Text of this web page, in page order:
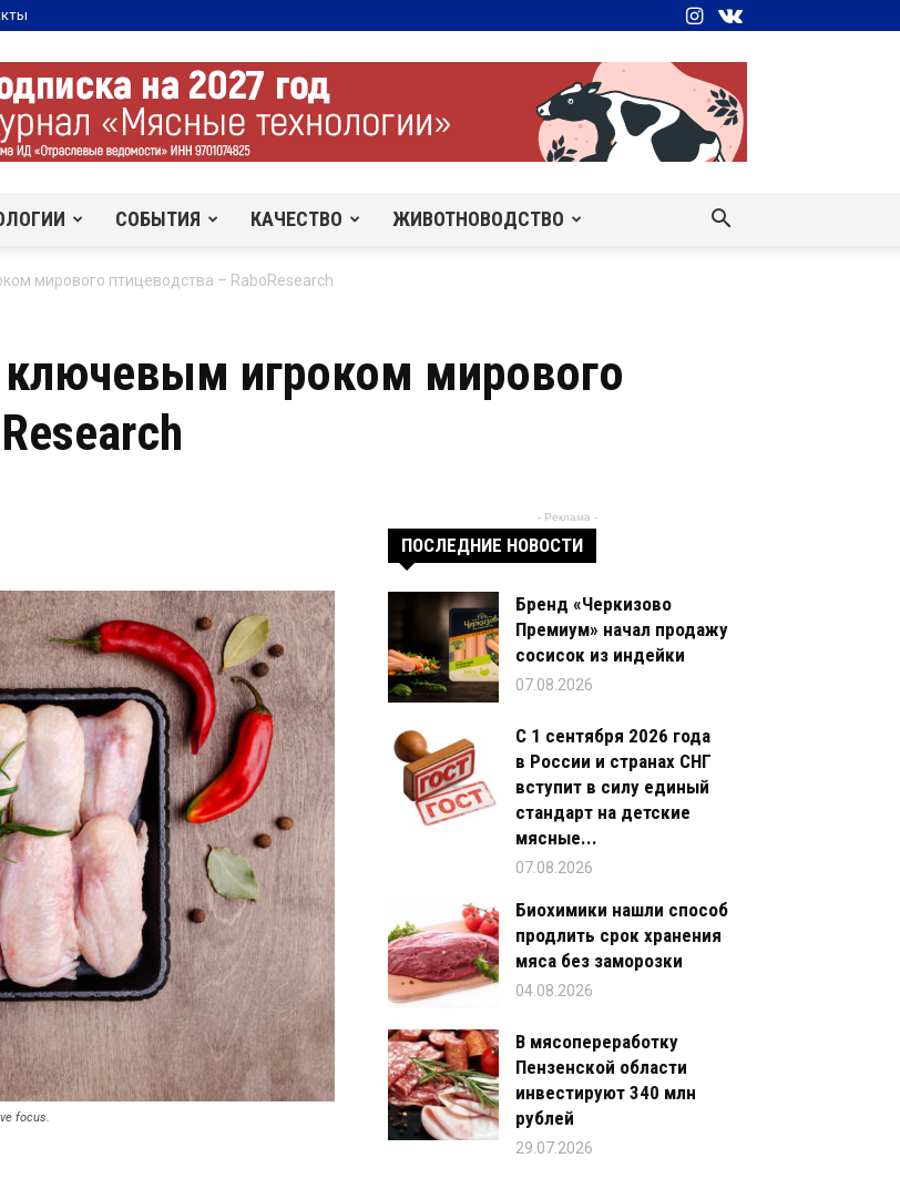
СОБЫТИЯ КАЧЕСТВО ЖИВОТНОВОДСТВО
мирового птицеводства – RaboResearch
игроком мирового
focus.
- Реклама -
ПОСЛЕДНИЕ НОВОСТИ
Бренд «Черкизово
Премиум» начал продажу
сосисок из индейки
07.08.2026
С 1 сентября 2026 года
в России и странах СНГ
вступит в силу единый
стандарт на детские
мясные...
07.08.2026
Биохимики нашли способ
продлить срок хранения
мяса без заморозки
04.08.2026
В мясопереработку
Пензенской области
инвестируют 340 млн
рублей
29.07.2026